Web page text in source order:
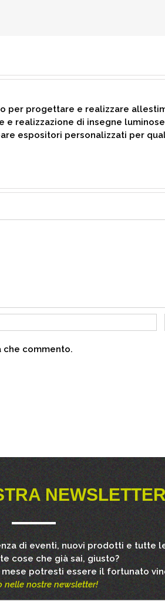
per progettare e realizzare
realizzazione di insegne
espositori personalizzati per
che commento.
di eventi, nuovi prodotti e tutte
cose che già sai, giusto?
potresti essere il fortunato
nelle nostre newsletter!